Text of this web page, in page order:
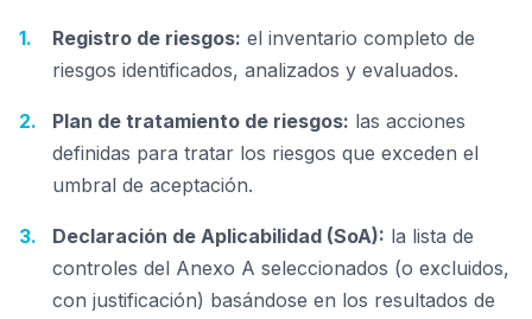
Registro de riesgos: el inventario completo de
riesgos identificados, analizados y evaluados.
Plan de tratamiento de riesgos: las acciones
definidas para tratar los riesgos que exceden el
umbral de aceptación.
Declaración de Aplicabilidad (SoA): la lista de
controles del Anexo A seleccionados (o excluidos,
con justificación) basándose en los resultados de